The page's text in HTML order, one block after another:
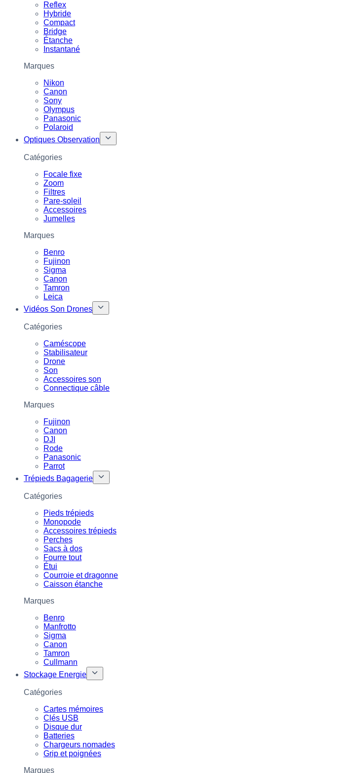
Reflex
Hybride
Compact
Bridge
Étanche
Instantané
Marques
Nikon
Canon
Sony
Olympus
Panasonic
Polaroid
Optiques Observation
Catégories
Focale fixe
Zoom
Filtres
Pare-soleil
Accessoires
Jumelles
Marques
Benro
Fujinon
Sigma
Canon
Tamron
Leica
Vidéos Son Drones
Catégories
Caméscope
Stabilisateur
Drone
Son
Accessoires son
Connectique câble
Marques
Fujinon
Canon
DJI
Rode
Panasonic
Parrot
Trépieds Bagagerie
Catégories
Pieds trépieds
Monopode
Accessoires trépieds
Perches
Sacs à dos
Fourre tout
Étui
Courroie et dragonne
Caisson étanche
Marques
Benro
Manfrotto
Sigma
Canon
Tamron
Cullmann
Stockage Energie
Catégories
Cartes mémoires
Clés USB
Disque dur
Batteries
Chargeurs nomades
Grip et poignées
Marques